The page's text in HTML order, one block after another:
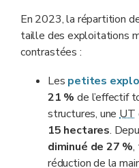
En 2023, la répartition
taille des exploitations
contrastées :
Les petites
21 % de l’effectif
structures, uneUT
15 hectares.
diminué de27 %,
réduction de la